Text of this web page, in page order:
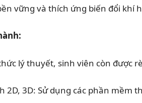
vững và thích ứng biến đổi khí
lý thuyết, sinh viên còn được
2D, 3D: Sử dụng các phần mềm